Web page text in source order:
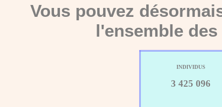
Vous pouvez
l'ensemble
INDIVIDUS
3 425 096